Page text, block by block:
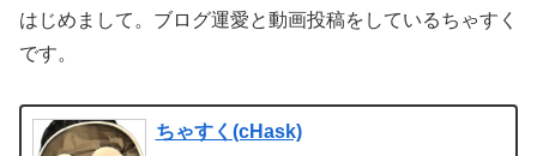
はじめまして。ブログ運愛と動画投稿をしているちゃすく
です。
ちゃすく(cHask)